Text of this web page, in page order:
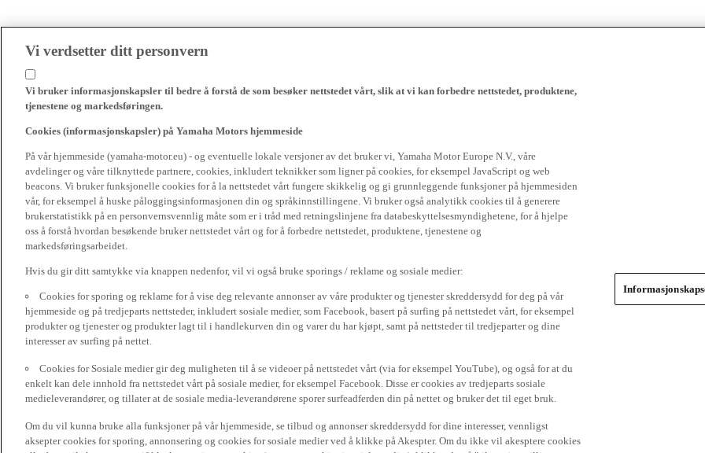
Vi verdsetter ditt personvern
Vi bruker informasjonskapsler til bedre å forstå de som besøker nettstedet vårt, slik at vi kan forbedre nettstedet, produktene,
tjenestene og markedsføringen.
Cookies (informasjonskapsler) på Yamaha Motors hjemmeside
På vår hjemmeside (yamaha-motor.eu) - og eventuelle lokale versjoner av det bruker vi, Yamaha Motor Europe N.V., våre
avdelinger og våre tilknyttede partnere, cookies, inkludert teknikker som ligner på cookies, for eksempel JavaScript og web
beacons. Vi bruker funksjonelle cookies for å la nettstedet vårt fungere skikkelig og gi grunnleggende funksjoner på hjemmesiden
vår, for eksempel å huske påloggingsinformasjonen din og språkinnstillingene. Vi bruker også analytikk cookies til å generere
brukerstatistikk på en personvernsvennlig måte som er i tråd med retningslinjene fra databeskyttelsesmyndighetene, for å hjelpe
oss å forstå hvordan besøkende bruker nettstedet vårt og for å forbedre nettstedet, produktene, tjenestene og
markedsføringsarbeidet.
Hvis du gir ditt samtykke via knappen nedenfor, vil vi også bruke sporings / reklame og sosiale medier:
Cookies for sporing og reklame for å vise deg relevante annonser av våre produkter og tjenester skreddersydd for deg på vår
hjemmeside og på tredjeparts nettsteder, inkludert sosiale medier, som Facebook, basert på surfing på nettstedet vårt, for eksempel
produkter og tjenester og produkter lagt til i handlekurven din og varer du har kjøpt, samt på nettsteder til tredjeparter og dine
interesser av surfing på nettet.
Cookies for Sosiale medier gir deg muligheten til å se videoer på nettstedet vårt (via for eksempel YouTube), og også for at du
enkelt kan dele innhold fra nettstedet vårt på sosiale medier, for eksempel Facebook. Disse er cookies av tredjeparts sosiale
medieleverandører, og tillater at de sosiale media-leverandørene sporer surfeadferden din på nettet og bruker det til eget bruk.
Om du vil kunna bruke alla funksjoner på vår hjemmeside, se tilbud og annonser skreddersydd for dine interesser, vennligst
aksepter cookies for sporing, annonsering og cookies for sosiale medier ved å klikke på Akespter. Om du ikke vil akesptere cookies